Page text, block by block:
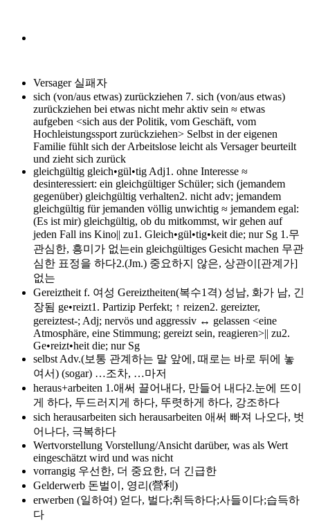
Versager 실패자
sich (von/aus etwas) zurückziehen 7. sich (von/aus etwas)
zurückziehen bei etwas nicht mehr aktiv sein ≈ etwas
aufgeben <sich aus der Politik, vom Geschäft, vom
Hochleistungssport zurückziehen> Selbst in der eigenen
Familie fühlt sich der Arbeitslose leicht als Versager beurteilt
und zieht sich zurück
gleichgültig gleich•gül•tig Adj1. ohne Interesse ≈
desinteressiert: ein gleichgültiger Schüler; sich (jemandem
gegenüber) gleichgültig verhalten2. nicht adv; jemandem
gleichgültig für jemanden völlig unwichtig ≈ jemandem egal:
(Es ist mir) gleichgültig, ob du mitkommst, wir gehen auf
jeden Fall ins Kino|| zu1. Gleich•gül•tig•keit die; nur Sg 1.무
관심한, 흥미가 없는ein gleichgültiges Gesicht machen 무관
심한 표정을 하다2.(Jm.) 중요하지 않은, 상관이[관계가]
없는
Gereiztheit f. 여성 Gereiztheiten(복수1격) 성남, 화가 남, 긴
장됨 ge•reizt1. Partizip Perfekt; ↑ reizen2. gereizter,
gereiztest-; Adj; nervös und aggressiv ↔ gelassen <eine
Atmosphäre, eine Stimmung; gereizt sein, reagieren>|| zu2.
Ge•reizt•heit die; nur Sg
selbst Adv.(보통 관계하는 말 앞에, 때로는 바로 뒤에 놓
여서) (sogar) …조차, …마저
heraus+arbeiten 1.애써 끌어내다, 만들어 내다2.눈에 뜨이
게 하다, 두드러지게 하다, 뚜렷하게 하다, 강조하다
sich herausarbeiten sich herausarbeiten 애써 빠져 나오다, 벗
어나다, 극복하다
Wertvorstellung Vorstellung/Ansicht darüber, was als Wert
eingeschätzt wird und was nicht
vorrangig 우선한, 더 중요한, 더 긴급한
Gelderwerb 돈벌이, 영리(營利)
erwerben (일하여) 얻다, 벌다;취득하다;사들이다;습득하
다